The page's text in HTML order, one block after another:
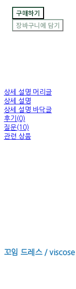
구매하기
장바구니에 담기
상세 설명 머리글
상세 설명
상세 설명 바닥글
후기(0)
질문(10)
관련 상품
꼬임 드레스 / viscose